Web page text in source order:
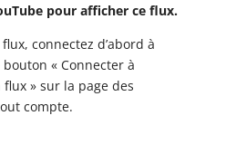
pour afficher ce flux.
connectez d’abord à
« Connecter à
» sur la page des
compte.